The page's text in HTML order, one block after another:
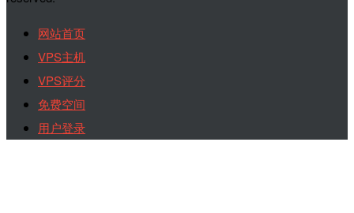
网站首页
VPS主机
VPS评分
免费空间
用户登录